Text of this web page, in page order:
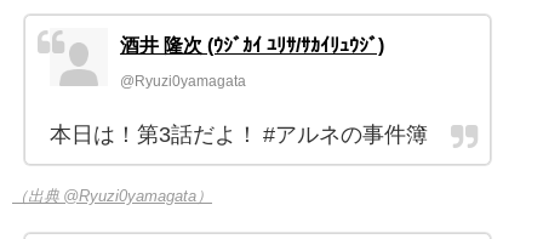
酒井 隆次 (ｳｼﾞｶｲ ﾕﾘｻ/ｻｶｲﾘｭｳｼﾞ)
@Ryuzi0yamagata
本日は！第3話だよ！ #アルネの事件簿
（出典 @Ryuzi0yamagata）